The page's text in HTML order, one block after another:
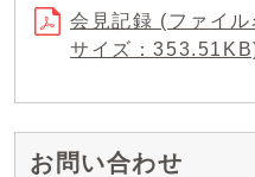
会見記録 (ファイ
サイズ：
お問い合わせ